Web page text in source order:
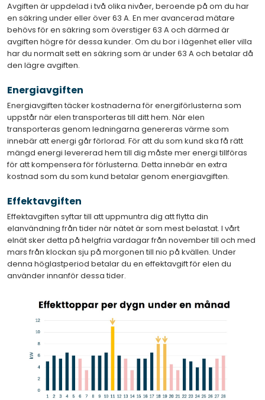
Avgiften är uppdelad i två olika nivåer, beroende på om du har
en säkring under eller över 63 A. En mer avancerad mätare
behövs för en säkring som överstiger 63 A och därmed är
avgiften högre för dessa kunder. Om du bor i lägenhet eller villa
har du normalt sett en säkring som är under 63 A och betalar då
den lägre avgiften.
Energiavgiften
Energiavgiften täcker kostnaderna för energiförlusterna som
uppstår när elen transporteras till ditt hem. När elen
transporteras genom ledningarna genereras värme som
innebär att energi går förlorad. För att du som kund ska få rätt
mängd energi levererad hem till dig måste mer energi tillföras
för att kompensera för förlusterna. Detta innebär en extra
kostnad som du som kund betalar genom energiavgiften.
Effektavgiften
Effektavgiften syftar till att uppmuntra dig att flytta din
elanvändning från tider när nätet är som mest belastat. I vårt
elnät sker detta på helgfria vardagar från november till och med
mars från klockan sju på morgonen till nio på kvällen. Under
denna höglastperiod betalar du en effektavgift för elen du
använder innanför dessa tider.